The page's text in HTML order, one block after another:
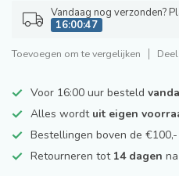
Vandaag nog verzonden?
16:00:47
Toevoegen om te vergelijken
Voor 16:00 uur besteld
Alles wordt uit eigen
Bestellingen boven de €100,-
Retourneren tot 14 dagen